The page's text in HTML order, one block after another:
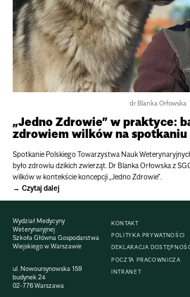
dr Blanka Orłowska
„Jedno Zdrowie” w praktyce:
zdrowiem wilków na spotkaniu
Spotkanie Polskiego Towarzystwa Nauk
było zdrowiu dzikich zwierząt. Dr Blanka Orłowska z
wilków w kontekście koncepcji „Jedno Zdrowie”.
Czytaj dalej
Wydział Medycyny
Weterynaryjnej
Szkoła Główna Gospodarstwa
Wiejskiego w Warszawie
ul. Nowoursynowska 159
budynek 24
02-776 Warszawa
KONTAKT
POLITYKA PRYWATNOŚCI
DEKLARACJA
POCZTA PRACOWNICZA
INTRANET